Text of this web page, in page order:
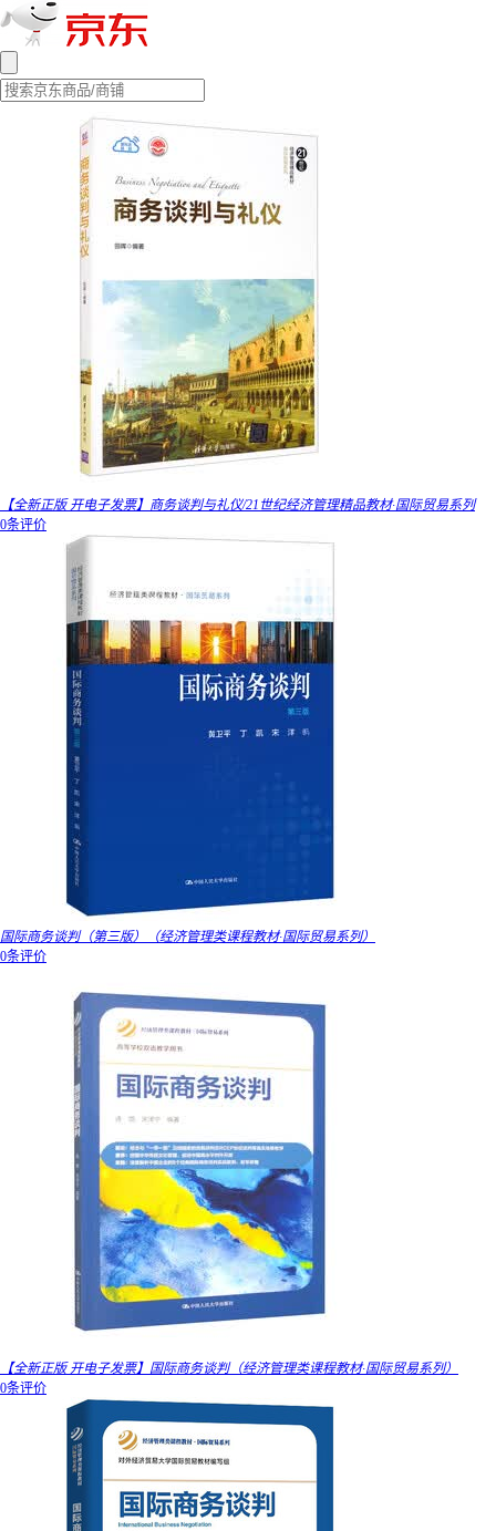
【全新正版 开电子发票】商务谈判与礼仪/21世纪经济管理精品教材·国际贸易系列
0条评价
国际商务谈判（第三版）（经济管理类课程教材·国际贸易系列）
0条评价
【全新正版 开电子发票】国际商务谈判（经济管理类课程教材·国际贸易系列）
0条评价